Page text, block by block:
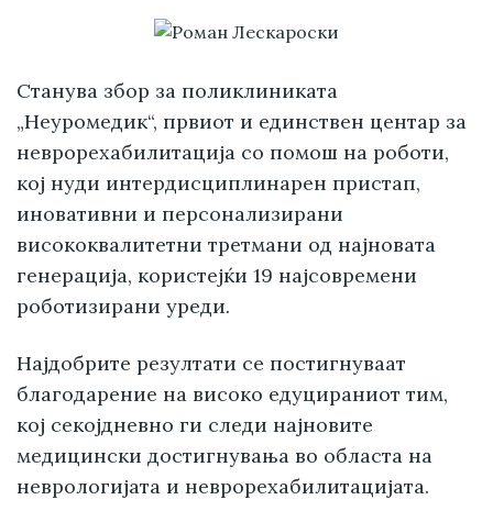
Станува збор за поликлиниката
„Неуромедик“, првиот и единствен центар за
неврорехабилитација со помош на роботи,
кој нуди интердисциплинарен пристап,
иновативни и персонализирани
висококвалитетни третмани од најновата
генерација, користејќи 19 најсовремени
роботизирани уреди.
Најдобрите резултати се постигнуваат
благодарение на високо едуцираниот тим,
кој секојдневно ги следи најновите
медицински достигнувања во областа на
неврологијата и неврорехабилитацијата.